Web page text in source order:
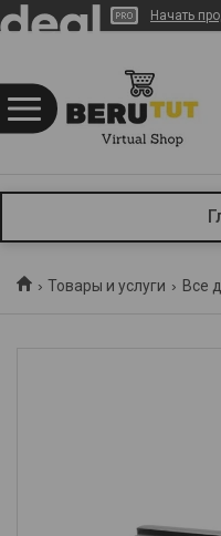
Начать
Товары и услуги Все